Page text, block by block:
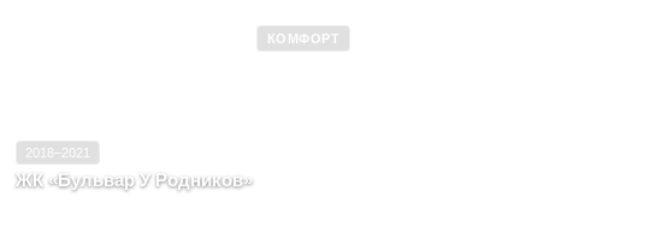
КОМФОРТ
2018–2021
ЖК «Бульвар У Родников»